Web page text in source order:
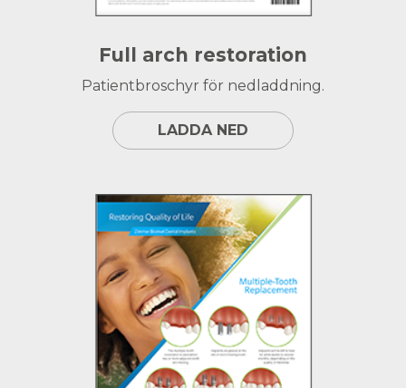
Full arch restoration
Patientbroschyr för nedladdning.
LADDA NED